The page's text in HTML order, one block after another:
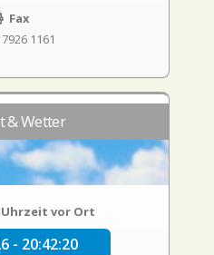
Fax
1161
& Wetter
vor Ort
- 20:42:20